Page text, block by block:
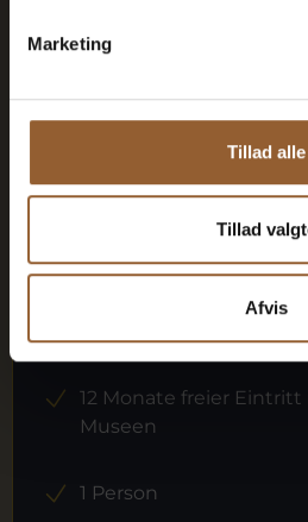
Marketing
Tillad alle
Tillad
Afvis
Mehr
Gold
12 Monate freier Eintritt
Museen
1 Person